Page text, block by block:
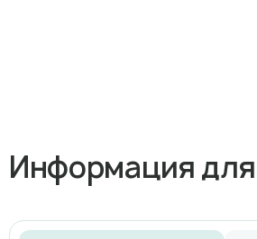
Информация